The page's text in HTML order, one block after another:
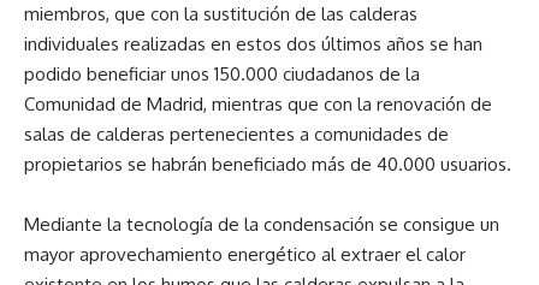
miembros, que con la sustitución de las calderas
individuales realizadas en estos dos últimos años se han
podido beneficiar unos 150.000 ciudadanos de la
Comunidad de Madrid, mientras que con la renovación de
salas de calderas pertenecientes a comunidades de
propietarios se habrán beneficiado más de 40.000 usuarios.
Mediante la tecnología de la condensación se consigue un
mayor aprovechamiento energético al extraer el calor